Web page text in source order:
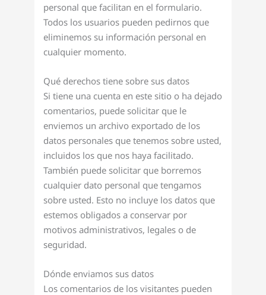
personal que facilitan en el formulario.
Todos los usuarios pueden pedirnos que
eliminemos su información personal en
cualquier momento.
Qué derechos tiene sobre sus datos
Si tiene una cuenta en este sitio o ha dejado
comentarios, puede solicitar que le
enviemos un archivo exportado de los
datos personales que tenemos sobre usted,
incluidos los que nos haya facilitado.
También puede solicitar que borremos
cualquier dato personal que tengamos
sobre usted. Esto no incluye los datos que
estemos obligados a conservar por
motivos administrativos, legales o de
seguridad.
Dónde enviamos sus datos
Los comentarios de los visitantes pueden